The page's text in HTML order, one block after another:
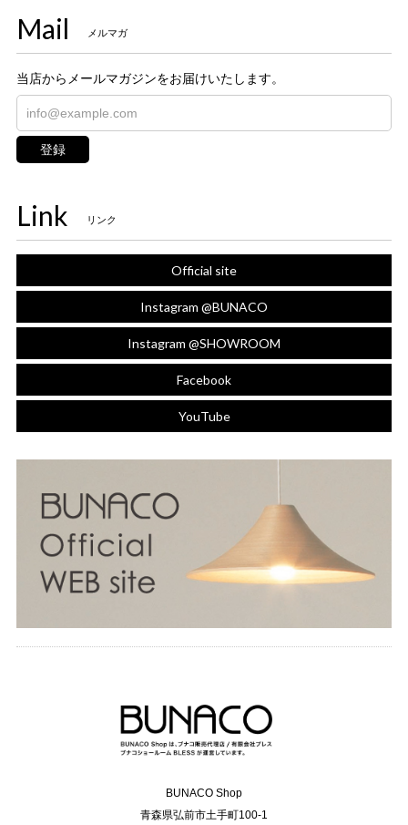
Mail メルマガ
当店からメールマガジンをお届けいたします。
登録
Link リンク
Official site
Instagram @BUNACO
Instagram @SHOWROOM
Facebook
YouTube
BUNACO Shop
青森県弘前市土手町100-1